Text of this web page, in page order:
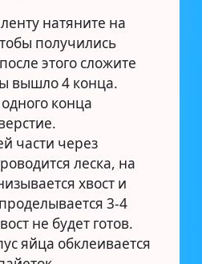
натяните на
получились
этого сложите
вышло 4 конца.
конца
части через
леска, на
хвост и
3-4
не будет готов.
яйца обклеивается